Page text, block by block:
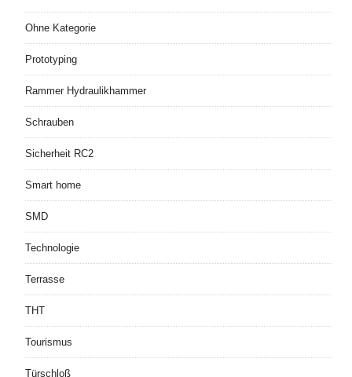
Ohne Kategorie
Prototyping
Rammer Hydraulikhammer
Schrauben
Sicherheit RC2
Smart home
SMD
Technologie
Terrasse
THT
Tourismus
Türschloß